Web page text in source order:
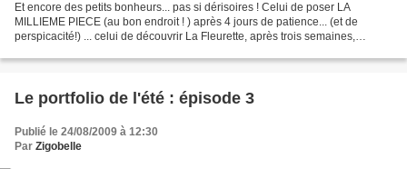
Et encore des petits bonheurs... pas si dérisoires ! Celui de poser LA
MILLIEME PIECE (au bon endroit ! ) après 4 jours de patience... (et de
perspicacité!) ... celui de découvrir La Fleurette, après trois semaines,
Le portfolio de l'été : épisode 3
Publié le 24/08/2009 à 12:30
Par Zigobelle